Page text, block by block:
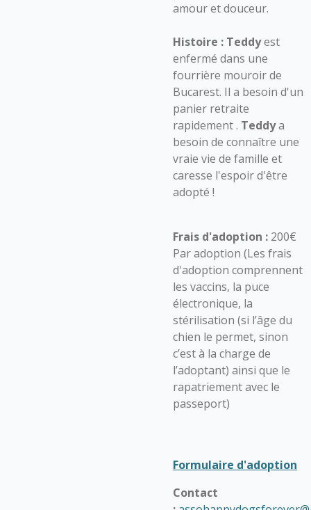
amour et douceur.
Histoire : Teddyest
enfermé dans une
fourrière mouroir de
Bucarest. Il a besoin d'un
panier retraite
rapidement . Teddya
besoin de connaître une
vraie vie de famille et
caresse l'espoir d'être
adopté !
Frais d'adoption : 200€
Par adoption (Les frais
d'adoption comprennent
les vaccins, la puce
électronique, la
stérilisation (si l’âge du
chien le permet, sinon
c’est à la charge de
l’adoptant) ainsi que le
rapatriement avec le
passeport)
Formulaire d'adoption
Contact